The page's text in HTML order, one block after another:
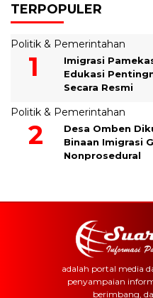
TERPOPULER
Politik & Pemerintahan
Imigrasi
Edukasi
Secara Resmi
Politik & Pemerintahan
Desa Omben
Binaan Imigrasi
Nonprosedural
adalah portal media
penyampaian
berimbang,